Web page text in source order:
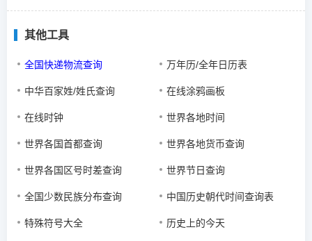
其他工具
全国快递物流查询 万年历/全年日历表
中华百家姓/姓氏查询 在线涂鸦画板
在线时钟 世界各地时间
世界各国首都查询 世界各地货币查询
世界各国区号时差查询 世界节日查询
全国少数民族分布查询 中国历史朝代时间查询表
特殊符号大全 历史上的今天